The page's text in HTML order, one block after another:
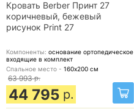
Кровать Berber Принт 27
коричневый, бежевый
рисунок Print 27
Компоненты: основание ортопедическое
входящие в комплект
Спальное место - 160х200 см
63 993 р.
44 795 р.